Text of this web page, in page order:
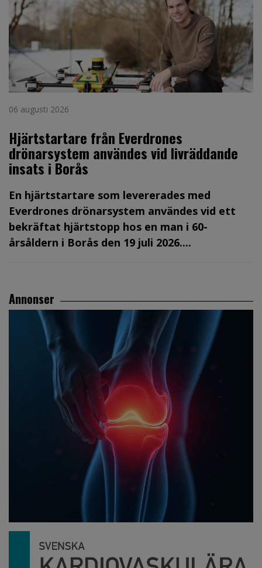
06 augusti 2026
Hjärtstartare från Everdrones
drönarsystem användes vid livräddande
insats i Borås
En hjärtstartare som levererades med
Everdrones drönarsystem användes vid ett
bekräftat hjärtstopp hos en man i 60-
årsåldern i Borås den 19 juli 2026....
Annonser